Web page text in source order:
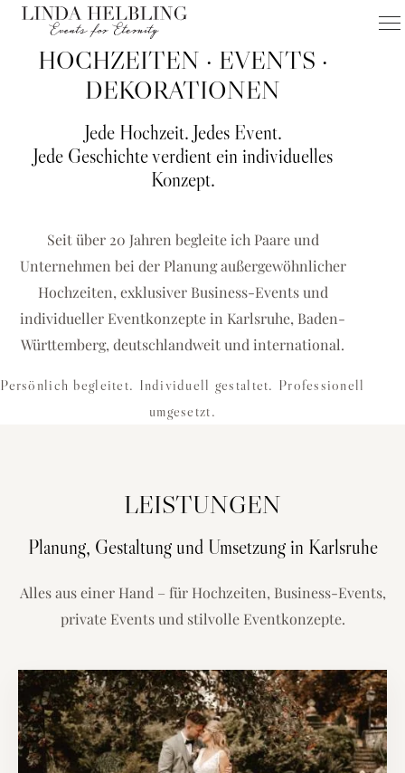
FÜR KARLSRUHE & UMGEBUNG
HOCHZEITEN
EVENTS
DEKORATIONEN
Hochzeitsplanerin Karlsruhe & Eventagentur für einzigartige
HOCHZEIT PLANEN
HOCHZEITEN · EVENTS ·
DEKORATIONEN
Jede Hochzeit. Jedes Event.
Jede Geschichte verdient ein individuelles
Konzept.
Seit über 20 Jahren begleite ich Paare und
Unternehmen bei der Planung außergewöhnlicher
Hochzeiten, exklusiver Business-Events und
individueller Eventkonzepte in Karlsruhe, Baden-
Württemberg, deutschlandweit und international.
Persönlich begleitet. Individuell gestaltet. Professionell
umgesetzt.
LEISTUNGEN
Planung, Gestaltung und Umsetzung in Karlsruhe
Alles aus einer Hand – für Hochzeiten, Business-Events,
private Events und stilvolle Eventkonzepte.